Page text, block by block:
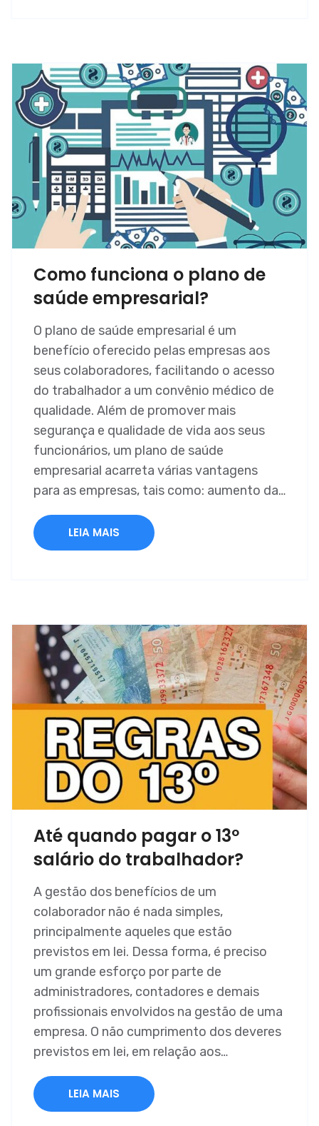
Como funciona o plano de
saúde empresarial?
O plano de saúde empresarial é um
benefício oferecido pelas empresas aos
seus colaboradores, facilitando o acesso
do trabalhador a um convênio médico de
qualidade. Além de promover mais
segurança e qualidade de vida aos seus
funcionários, um plano de saúde
empresarial acarreta várias vantagens
para as empresas, tais como: aumento da…
LEIA MAIS
Até quando pagar o 13º
salário do trabalhador?
A gestão dos benefícios de um
colaborador não é nada simples,
principalmente aqueles que estão
previstos em lei. Dessa forma, é preciso
um grande esforço por parte de
administradores, contadores e demais
profissionais envolvidos na gestão de uma
empresa. O não cumprimento dos deveres
previstos em lei, em relação aos…
LEIA MAIS